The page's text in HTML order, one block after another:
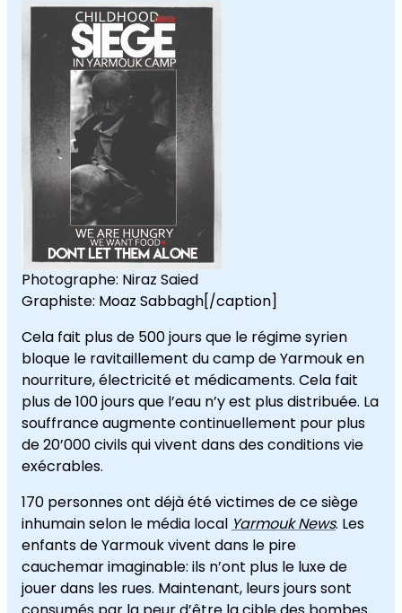
Photographe: Niraz Saied
Graphiste: Moaz Sabbagh[/caption]
Cela fait plus de 500 jours que le régime syrien
bloque le ravitaillement du camp de Yarmouk en
nourriture, électricité et médicaments. Cela fait
plus de 100 jours que l’eau n’y est plus distribuée. La
souffrance augmente continuellement pour plus
de 20’000 civils qui vivent dans des conditions vie
exécrables.
170 personnes ont déjà été victimes de ce siège
inhumain selon le média local Yarmouk News. Les
enfants de Yarmouk vivent dans le pire
cauchemar imaginable: ils n’ont plus le luxe de
jouer dans les rues. Maintenant, leurs jours sont